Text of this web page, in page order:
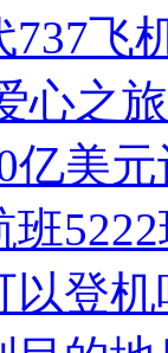
飞
心之
亿美
以登机